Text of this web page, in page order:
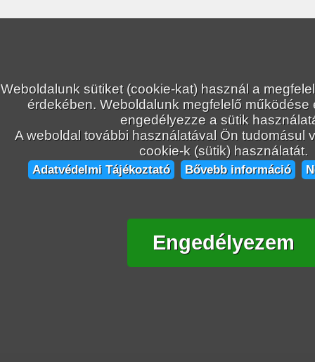
Weboldalunk sütiket (cookie-kat) használ a
érdekében. Weboldalunk megfelelő működése
engedélyezze a sütik
A weboldal további használatával Ön tudomásul
cookie-k (sütik) használatát.
Adatvédelmi Tájékoztató Bővebb információ
Engedélyezem